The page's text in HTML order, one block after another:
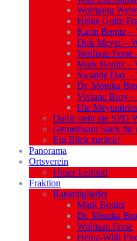
Wolfgang
Heike Goltz-
Karin Bonitz –
Dirk Meyer –
Wolfram Ferse
Mark Bonitz –
Swantje Day –
Dr. Monika
Viviane Broy
Ute
Dafür steht die SPD
Gemeinsam Stark für
Ein Blick zurück!
Panorama
Ortsverein
Unser Leitbild
Fraktion
Ratsmitglieder
Mark Bonitz
Dr. Monika
Wolfram Ferse
Heinz-Willi